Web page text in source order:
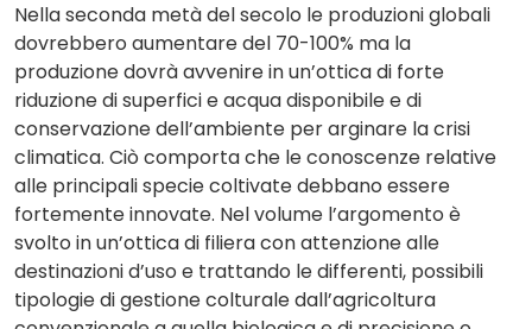
Nella seconda metà del secolo le produzioni globali
dovrebbero aumentare del 70-100% ma la
produzione dovrà avvenire in un’ottica di forte
riduzione di superfici e acqua disponibile e di
conservazione dell’ambiente per arginare la crisi
climatica. Ciò comporta che le conoscenze relative
alle principali specie coltivate debbano essere
fortemente innovate. Nel volume l’argomento è
svolto in un’ottica di filiera con attenzione alle
destinazioni d’uso e trattando le differenti, possibili
tipologie di gestione colturale dall’agricoltura